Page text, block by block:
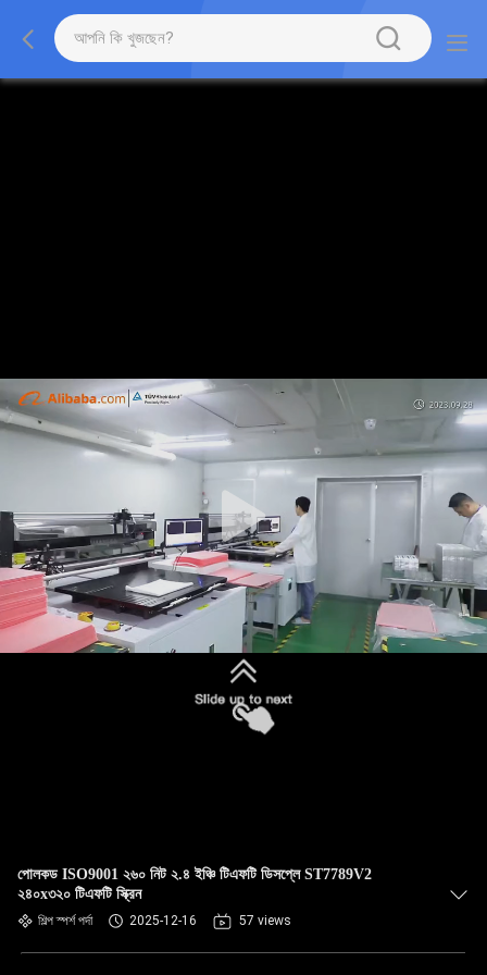
পোলকড ISO9001 ২৬০ নিট ২.৪ ইঞ্চি টিএফটি ডিসপ্লে ST7789V2
২৪০x৩২০ টিএফটি স্ক্রিন
শিল্প স্পর্শ পর্দা 2025-12-16 57 views